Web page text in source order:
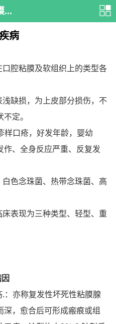
...
病
腔粘膜及软组织上的类型各
缺损，为上皮部分损伤，不
定。
口疮，好发年龄，婴幼
作、全身反应严重、反复发
色念珠菌、热带念珠菌、高
表现为三种类型、轻型、重
亦称复发性坏死性粘膜腺
，愈合后可形成瘢痕或组